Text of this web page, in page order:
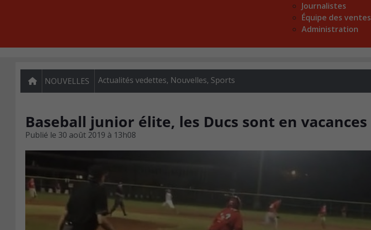
Journalistes
Équipe des ventes
Administration
NOUVELLES Actualités vedettes, Nouvelles, Sports
Baseball junior élite, les Ducs sont en vacances
Publié le 30 août 2019 à 13h08